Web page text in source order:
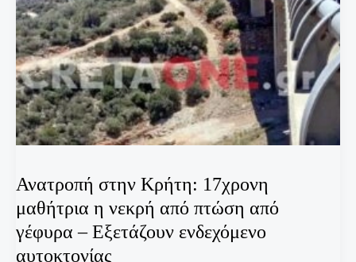
Ανατροπή στην Κρήτη: 17χρονη
μαθήτρια η νεκρή από πτώση από
γέφυρα – Εξετάζουν ενδεχόμενο
αυτοκτονίας